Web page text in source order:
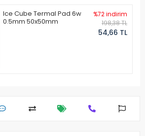
Ice Cube Termal Pad 6w
0.5mm 50x50mm
%72 indirim
198,38 TL
54,66 TL